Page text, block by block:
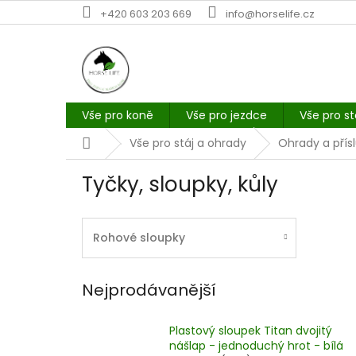
na
+420 603 203 669 info@horselife.cz
Vše pro koně Vše pro jezdce Vše pro
DomůVše pro stáj a ohrady Ohrady a
Tyčky, sloupky, kůly
Rohové sloupky
Nejprodávanější
Plastový sloupek Titan dvojitý
nášlap - jednoduchý hrot - bílá